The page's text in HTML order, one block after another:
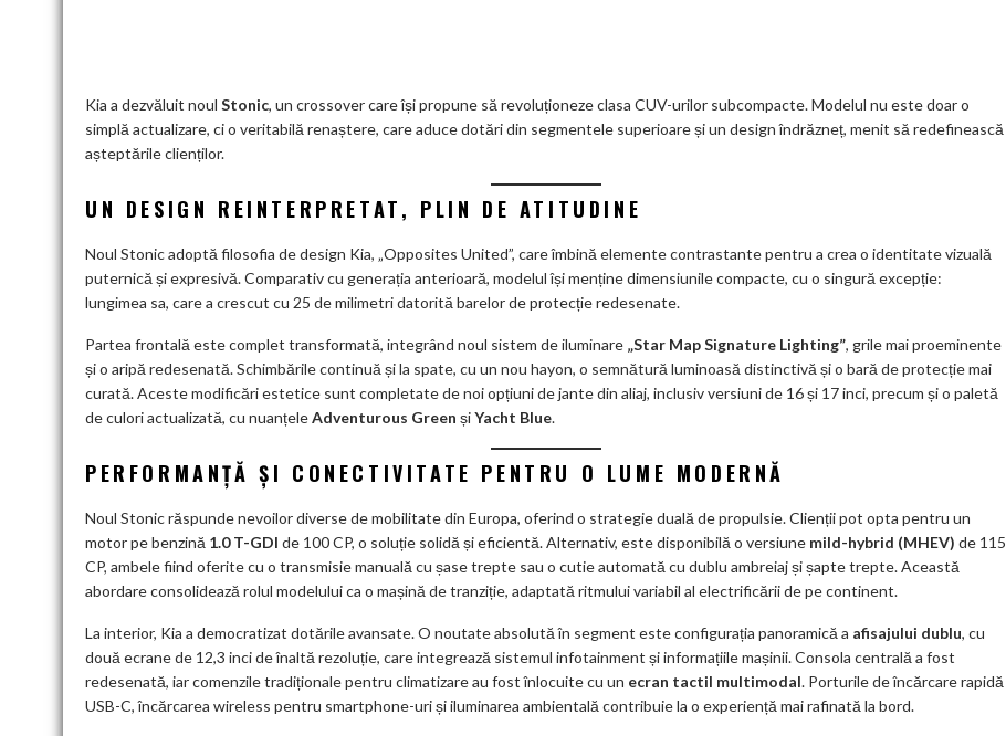
k
p
m
o
o
k
m
ar
ks
Kia a dezvăluit noul Stonic, un crossover care își propune să revoluționeze clasa CUV-urilor subcompacte. Modelul nu este doar o
simplă actualizare, ci o veritabilă renaștere, care aduce dotări din segmentele superioare și un design îndrăzneț, menit să redefinească
așteptările clienților.
UN DESIGN REINTERPRETAT, PLIN DE ATITUDINE
Noul Stonic adoptă filosofia de design Kia, „Opposites United”, care îmbină elemente contrastante pentru a crea o identitate vizuală
puternică și expresivă. Comparativ cu generația anterioară, modelul își menține dimensiunile compacte, cu o singură excepție:
lungimea sa, care a crescut cu 25 de milimetri datorită barelor de protecție redesenate.
Partea frontală este complet transformată, integrând noul sistem de iluminare „Star Map Signature Lighting”, grile mai proeminente
și o aripă redesenată. Schimbările continuă și la spate, cu un nou hayon, o semnătură luminoasă distinctivă și o bară de protecție mai
curată. Aceste modificări estetice sunt completate de noi opțiuni de jante din aliaj, inclusiv versiuni de 16 și 17 inci, precum și o paletă
de culori actualizată, cu nuanțeleAdventurous Green șiYacht Blue.
PERFORMANȚĂ ȘI CONECTIVITATE PENTRU O LUME MODERNĂ
Noul Stonic răspunde nevoilor diverse de mobilitate din Europa, oferind o strategie duală de propulsie. Clienții pot opta pentru un
motor pe benzină 1.0 T-GDI de 100 CP, o soluție solidă și eficientă. Alternativ, este disponibilă o versiune mild-hybrid (MHEV) de 115
CP, ambele fiind oferite cu o transmisie manuală cu șase trepte sau o cutie automată cu dublu ambreiaj și șapte trepte. Această
abordare consolidează rolul modelului ca o mașină de tranziție, adaptată ritmului variabil al electrificării de pe continent.
La interior, Kia a democratizat dotările avansate. O noutate absolută în segment este configurația panoramică a afisajului dublu, cu
două ecrane de 12,3 inci de înaltă rezoluție, care integrează sistemul infotainment și informațiile mașinii. Consola centrală a fost
redesenată, iar comenzile tradiționale pentru climatizare au fost înlocuite cu un ecran tactil multimodal. Porturile de încărcare rapidă
USB-C, încărcarea wireless pentru smartphone-uri și iluminarea ambientală contribuie la o experiență mai rafinată la bord.